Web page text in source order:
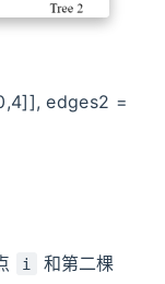
edges2 =
i
和第二棵